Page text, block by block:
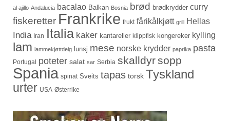
al ajillo Andalucia bacalao Balkan Bosnia brød brødkrydder curry
fiskeretter Frankrike frukt fårikålkjøtt grill Hellas
India Iran Italia kaker kantareller klippfisk kongereker kylling
lam lammekjøttdeig lunsj mese norske krydder paprika pasta
Portugal poteter salat sar Serbia skalldyrsopp
Spania spinat Sveits tapas torsk Tyskland
urter USA Østerrike